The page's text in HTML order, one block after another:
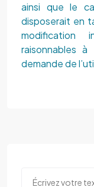
ainsi que le
disposerait en
modification
raisonnables
demande de